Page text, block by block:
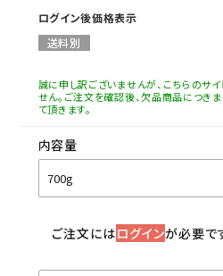
ログイン後価格表示
送料別
誠に申し訳ございませんが、こちらのサ
せん。ご注文を確認後、欠品商品につき
て頂きます。
内容量
ご注文にはログインが必要で